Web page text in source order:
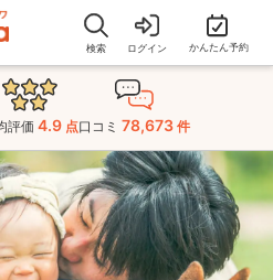
検索 ログイン かんたん予約
評価 4.9 点口コミ 78,673 件